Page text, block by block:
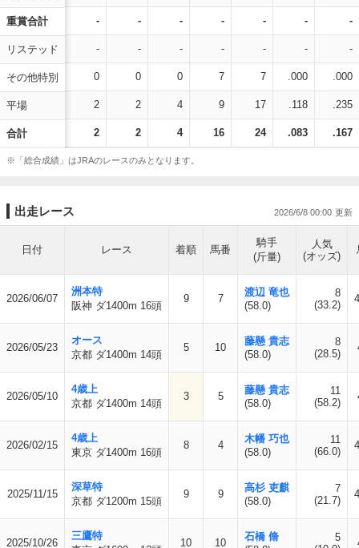
重賞合計
リステッド
その他特別
平場
合計
- - - - - - -
- - - - - - -
0 0 0 7 7 .000 .000
2 2 4 9 17 .118 .235
2 2 4 16 24 .083 .167
※「総合成績」はJRAのレースのみとなります。
出走レース 2026/6/8 00:00
日付 レース 着順 馬番
騎手
(斤量)
人気
(オッズ)
2026/06/07
洲本特
阪神 ダ1400m 16頭
9 7
渡辺 竜也
(58.0)
8
(33.2)
2026/05/23
オース
京都 ダ1400m 14頭
5 10
藤懸 貴志
(58.0)
8
(28.5)
2026/05/10
4歳上
京都 ダ1400m 14頭
3 5
藤懸 貴志
(58.0)
11
(58.2)
2026/02/15
4歳上
東京 ダ1400m 16頭
8 4
木幡 巧也
(58.0)
11
(66.0)
2025/11/15
深草特
京都 ダ1200m 15頭
9 9
高杉 吏麒
(58.0)
7
(21.7)
2025/10/26
三鷹特
10 10
石橋 脩
5